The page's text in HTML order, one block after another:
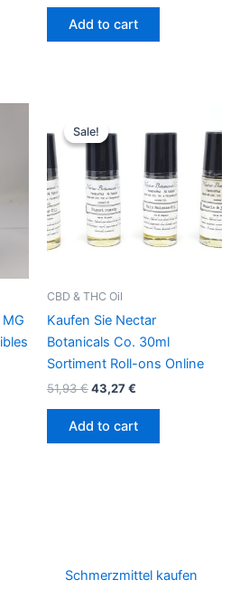
Add to cart
Sale!
Sale!
CBD & THC Oil
Kaufen Sie Nectar
Botanicals Co. 30ml
Sortiment Roll-ons Online
51,93€
price
was:
51,93 €.
43,27€
43,27 €.
Add to cart
Schmerzmittel kaufen